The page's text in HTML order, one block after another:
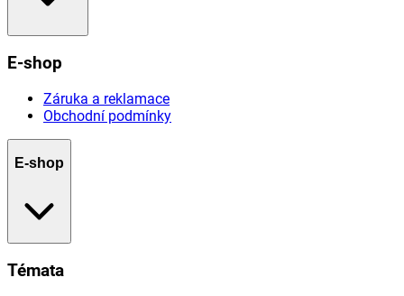
E-shop
Záruka a reklamace
Obchodní podmínky
E-shop
Témata